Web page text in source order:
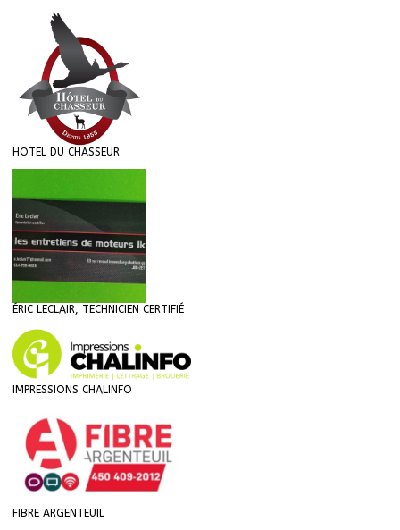
HOTEL DU CHASSEUR
ÉRIC LECLAIR, TECHNICIEN CERTIFIÉ
IMPRESSIONS CHALINFO
FIBRE ARGENTEUIL